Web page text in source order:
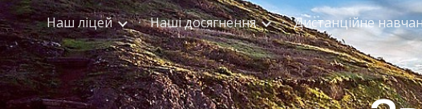
Skip to main
Наш ліцей Наші досягнення Дистанційне